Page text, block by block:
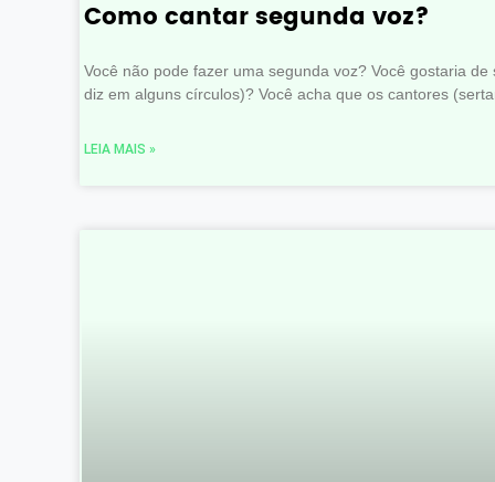
Como cantar segunda voz?
Você não pode fazer uma segunda voz? Você gostaria de
diz em alguns círculos)? Você acha que os cantores
LEIA MAIS »